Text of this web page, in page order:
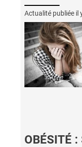
Actualité publiée il
OBÉSITÉ